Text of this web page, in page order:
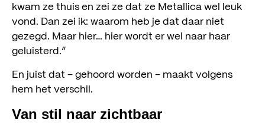
kwam ze thuis en zei ze dat ze Metallica wel leuk
vond. Dan zei ik: waarom heb je dat daar niet
gezegd. Maar hier… hier wordt er wel naar haar
geluisterd.”
En juist dat – gehoord worden – maakt volgens
hem het verschil.
Van stil naar zichtbaar